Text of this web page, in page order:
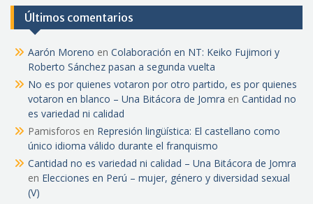
Últimos comentarios
Aarón Moreno en Colaboración en NT: Keiko Fujimori y
Roberto Sánchez pasan a segunda vuelta
No es por quienes votaron por otro partido, es por quienes
votaron en blanco – Una Bitácora de Jomra en Cantidad no
es variedad ni calidad
Pamisforos en Represión lingüística: El castellano como
único idioma válido durante el franquismo
Cantidad no es variedad ni calidad – Una Bitácora de Jomra
en Elecciones en Perú – mujer, género y diversidad sexual
(V)